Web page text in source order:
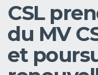
CSL
du MV
et